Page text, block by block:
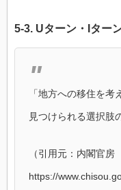
5-3. Uターン ・ Iター
「地方への移住を
見つけられる選択肢
（引用元：内閣官房
https://